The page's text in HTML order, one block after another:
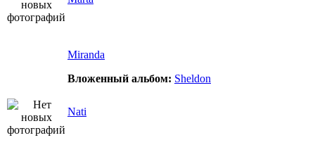
Miranda
Вложенный альбом: Sheldon
Nati